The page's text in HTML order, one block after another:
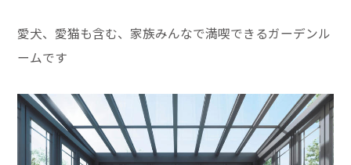
愛犬、愛猫も含む、家族みんなで満喫できるガーデンル
ームです